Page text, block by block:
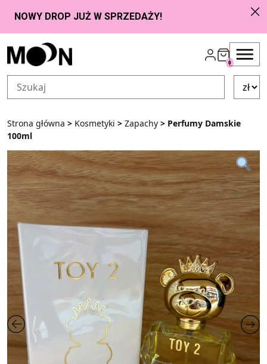
Przejdź do zawartości
0
Strona główna > Kosmetyki > Zapachy > Perfumy Damskie
100ml